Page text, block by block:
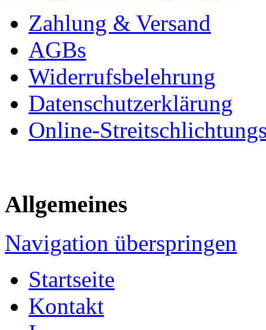
Zahlung & Versand
AGBs
Widerrufsbelehrung
Datenschutzerklärung
Online-
Allgemeines
Navigation überspringen
Startseite
Kontakt